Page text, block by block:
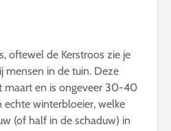
oftewel de Kerstroos zie je
mensen in de tuin. Deze
maart en is ongeveer 30-40
echte winterbloeier, welke
(of half in de schaduw) in